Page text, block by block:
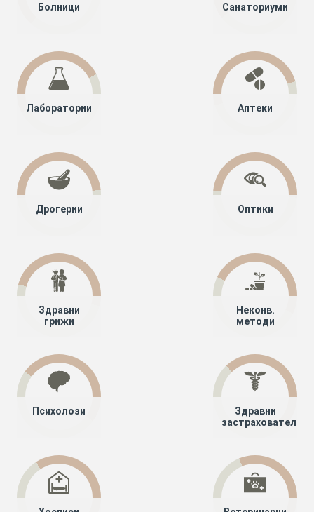
Болници Санаториуми
Лаборатории Аптеки
Дрогерии Оптики
Здравни
грижи
Неконв.
методи
Психолози
Здравни
застрахователи